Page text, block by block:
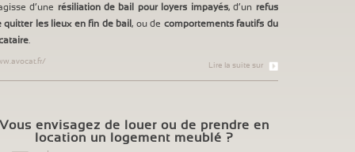
d’une résiliation de bail pour loyers impayés, d’un refus
quitter les lieux en fin de bail , ou de comportements fautifs du
.
Lire la suite sur
Vous envisagez de louer ou de prendre en
location un logement meublé ?